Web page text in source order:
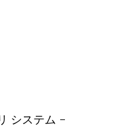
システム -